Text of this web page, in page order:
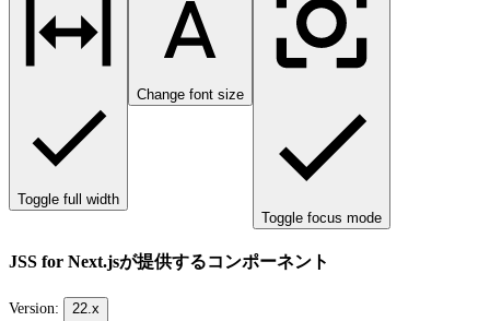
Toggle full width
Change font size
Toggle focus mode
JSS for Next.jsが提供するコンポーネント
Version: 22.x